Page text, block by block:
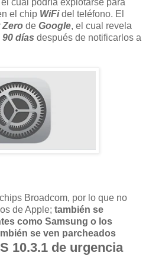
el chip WiFidel teléfono. El
Zero de Google, el cual revela
90 días después de notificarlos a
Broadcom, por lo que no
de Apple; también se
como Samsung o los
se ven parcheados
10.3.1 de urgencia